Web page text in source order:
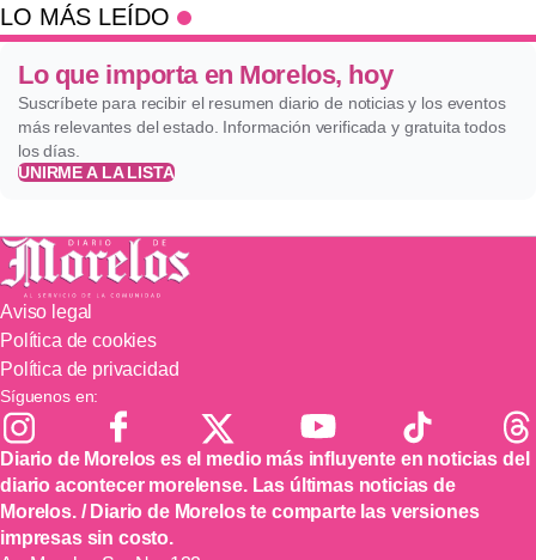
LO MÁS LEÍDO
Lo que importa en Morelos, hoy
Suscríbete para recibir el resumen diario de noticias y los eventos
más relevantes del estado. Información verificada y gratuita todos
los días.
UNIRME A LA LISTA
Aviso legal
Política de cookies
Política de privacidad
Síguenos en:
Diario de Morelos es el medio más influyente en noticias del
diario acontecer morelense. Las últimas noticias de
Morelos. / Diario de Morelos te comparte las versiones
impresas sin costo.